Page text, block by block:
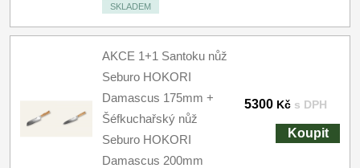
SKLADEM
AKCE 1+1 Santoku nůž
Seburo HOKORI
Damascus 175mm +
Šéfkuchařský nůž
Seburo HOKORI
Damascus 200mm
5300 Kč s DPH
Koupit